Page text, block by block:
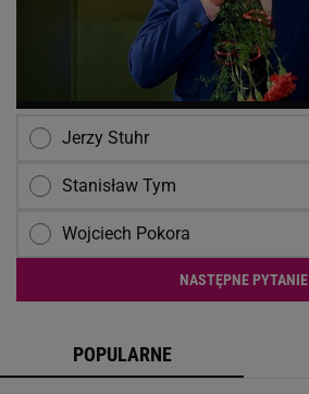
Jerzy Stuhr
Stanisław Tym
Wojciech Pokora
NASTĘPNE PYTANIE
POPULARNE